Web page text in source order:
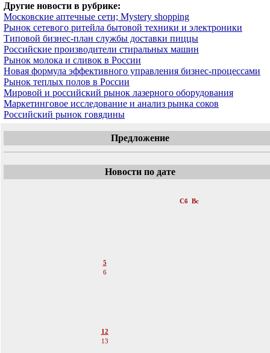
Другие новости в рубрике:
Московские аптечные сети; Mystery shopping
Рынок сетевого ритейла бытовой техники и электроники
Типовой бизнес-план службы доставки пиццы
Российские производители стиральных машин
Рынок молока и сливок в России
Новая формула эффективного управления бизнес-процессами
Рынок теплых полов в России
Мировой и российский рынок лазерного оборудования
Маркетинговое исследование и анализ рынка соков
Российский рынок говядины
Предложение
Новости по дате
Сб Вс
5
6
12
13